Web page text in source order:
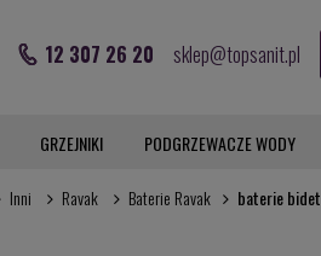
12 307 26 20 sklep@topsanit.pl
GRZEJNIKI PODGRZEWACZE WODY
Inni Ravak Baterie Ravak baterie